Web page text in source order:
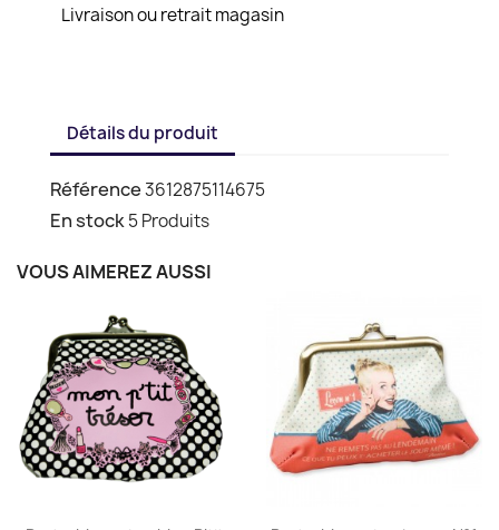
Livraison ou retrait magasin
Détails du produit
Référence3612875114675
En stock5 Produits
VOUS AIMEREZ AUSSI